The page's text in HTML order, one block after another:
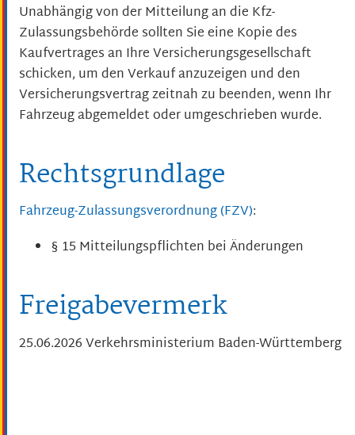
Unabhängig von der Mitteilung an die Kfz-
Zulassungsbehörde sollten Sie eine Kopie des
Kaufvertrages an Ihre Versicherungsgesellschaft
schicken, um den Verkauf anzuzeigen und den
Versicherungsvertragzeitnahzu beenden, wenn Ihr
Fahrzeug abgemeldet oder umgeschrieben wurde.
Rechtsgrundlage
Fahrzeug-Zulassungsverordnung (FZV):
§ 15 Mitteilungspflichten bei Änderungen
Freigabevermerk
25.06.2026 Verkehrsministerium Baden-Württemberg